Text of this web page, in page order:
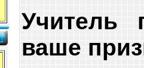
Учитель
ваше